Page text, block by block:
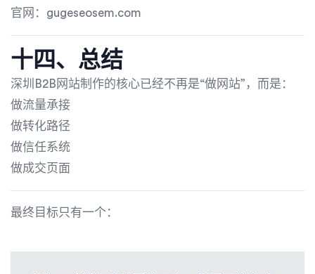
官网：gugeseosem.com
十四、总结
深圳B2B网站制作的核心已经不再是“做网站”，而是：
做流量承接
做转化路径
做信任系统
做成交页面
最终目标只有一个：